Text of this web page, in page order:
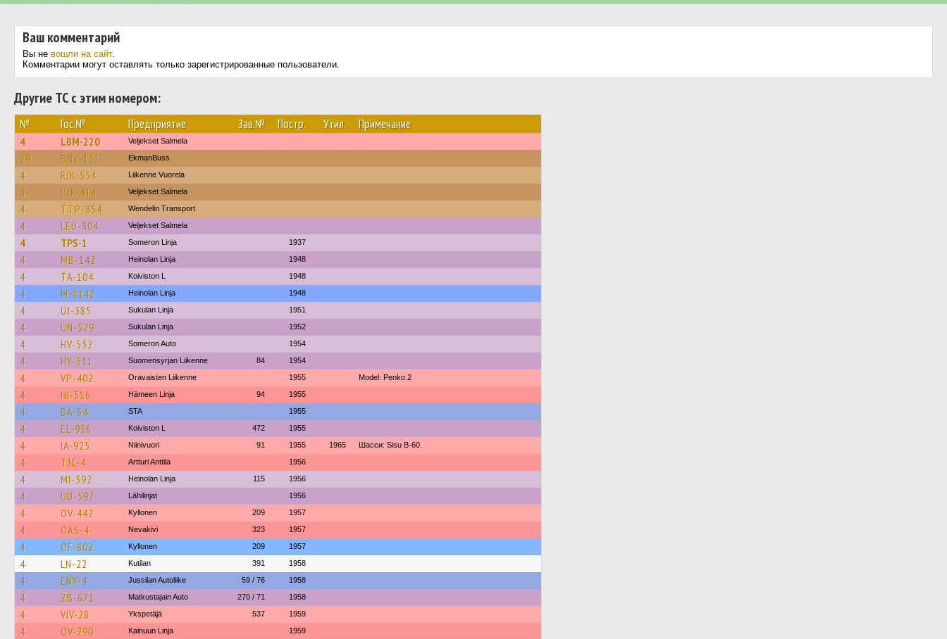
Ваш комментарий
Вы не вошли на сайт.
Комментарии могут оставлять только зарегистрированные пользователи.
Другие ТС с этим номером:
№ Гос.№ Предприятие Зав.№ Постр. Утил. Примечание
4 LBM-220 Veljekset Salmela
29 BNZ-131 EkmanBuss
4 RJK-554 Liikenne Vuorela
4 UJR-414 Veljekset Salmela
4 TTP-854 Wendelin Transport
4 LEU-304 Veljekset Salmela
4 TPS-1 Someron Linja 1937
4 MB-142 Heinolan Linja 1948
4 TA-104 Koiviston L 1948
4 M-1142 Heinolan Linja 1948
4 UJ-385 Sukulan Linja 1951
4 UN-529 Sukulan Linja 1952
4 HV-532 Someron Auto 1954
4 HY-511 Suomensyrjan Liikenne 84 1954
4 VP-402 Oravaisten Liikenne 1955 Model: Penko 2
4 HI-516 Hämeen Linja 94 1955
4 BA-54 STA 1955
4 EL-956 Koiviston L 472 1955
4 IA-925 Niinivuori 91 1955 1965 Шасси: Sisu B-60.
4 TJC-4 Artturi Anttila 1956
4 MI-392 Heinolan Linja 115 1956
4 UU-597 Lähilinjat 1956
4 OV-442 Kyllonen 209 1957
4 OAS-4 Nevakivi 323 1957
4 OF-802 Kyllonen 209 1957
4 LN-22 Kutilan 391 1958
4 ENY-4 Jussilan Autoliike 59 / 76 1958
4 ZB-671 Matkustajain Auto 270 / 71 1958
4 VIV-28 Ykspetäjä 537 1959
4 OV-290 Kainuun Linja 1959